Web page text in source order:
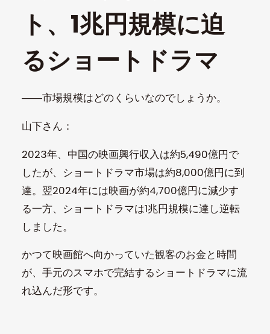
ト、1兆円規模に迫
るショートドラマ
――市場規模はどのくらいなのでしょうか。
山下さん：
2023年、中国の映画興行収入は約5,490億円で
したが、ショートドラマ市場は約8,000億円に到
達。翌2024年には映画が約4,700億円に減少す
る一方、ショートドラマは1兆円規模に達し逆転
しました。
かつて映画館へ向かっていた観客のお金と時間
が、手元のスマホで完結するショートドラマに流
れ込んだ形です。